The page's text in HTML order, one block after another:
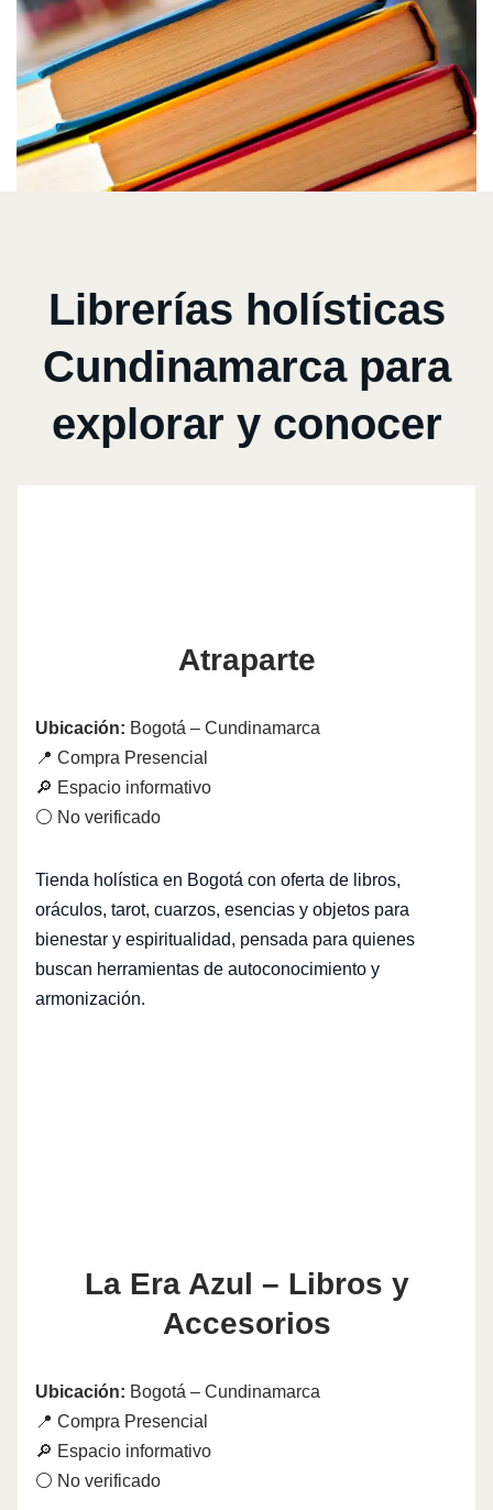
Librerías holísticas
Cundinamarca para
explorar y conocer
Atraparte
Ubicación: Bogotá – Cundinamarca
📍 Compra Presencial
🔎 Espacio informativo
⚪ No verificado
Tienda holística en Bogotá con oferta de libros,
oráculos, tarot, cuarzos, esencias y objetos para
bienestar y espiritualidad, pensada para quienes
buscan herramientas de autoconocimiento y
armonización.
La Era Azul – Libros y
Accesorios
Ubicación: Bogotá – Cundinamarca
📍 Compra Presencial
🔎 Espacio informativo
⚪ No verificado